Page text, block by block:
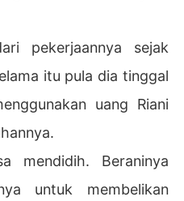
pekerjaannya sejak
itu pula dia tinggal
uang Riani
mendidih. Beraninya
untuk membelikan